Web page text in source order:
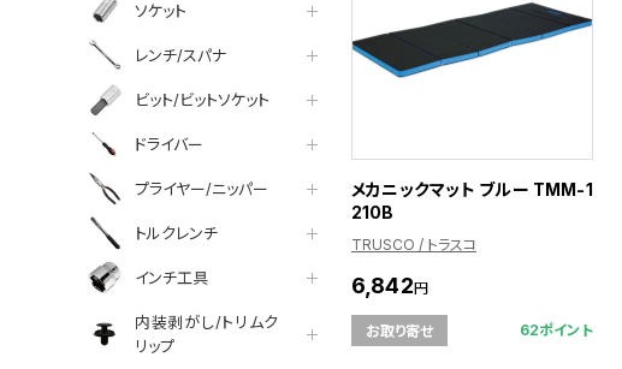
ソケット
レンチ/スパナ
ビット/ビットソケット
ドライバー
プライヤー/ニッパー
トルクレンチ
インチ工具
内装剥がし/トリムク
リップ
メカニックマット ブルー TMM-1
210B
TRUSCO / トラスコ
6,842円
お取り寄せ 62ポイント